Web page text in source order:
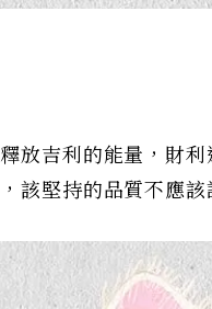
放吉利的能量，財
該堅持的品質不應該